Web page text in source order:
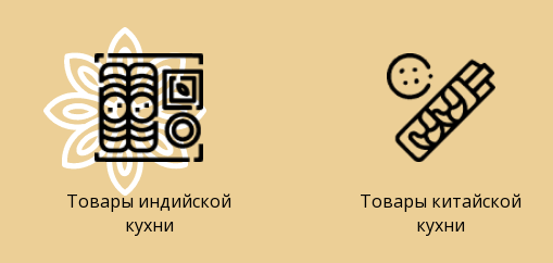
Товары индийской
кухни
Товары китайской
кухни